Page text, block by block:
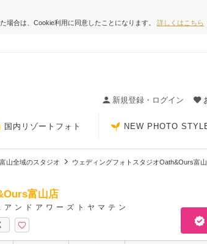
場合は、Cookie利用に同意したことになります。 詳しくはこちら
新規登録・ログイン
国内リゾートフォト NEW PHOTO
富山全域のスタジオ
ウェディングフォトスタジオOath&Ours富
富山店
ンドアワーズトヤマテン